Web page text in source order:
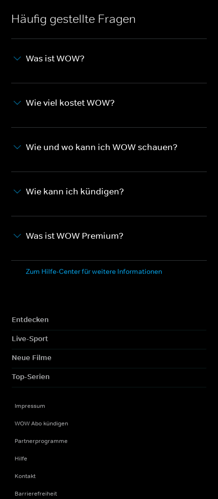
Häufig gestellte Fragen
Was ist WOW?
Wie viel kostet WOW?
Wie und wo kann ich WOW schauen?
Wie kann ich kündigen?
Was ist WOW Premium?
Zum Hilfe-Center für weitere Informationen
Entdecken
Live-Sport
Neue Filme
Top-Serien
Impressum
WOW Abo kündigen
Partnerprogramme
Hilfe
Kontakt
Barrierefreiheit